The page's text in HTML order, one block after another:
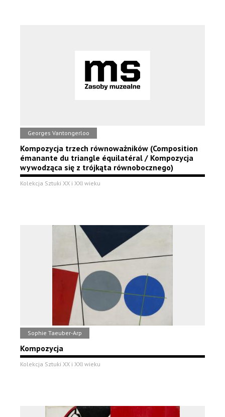
Georges Vantongerloo
Kompozycja trzech równoważników (Composition
émanante du triangle équilatéral / Kompozycja
wywodząca się z trójkąta równobocznego)
Kolekcja Sztuki XX i XXI wieku
Sophie Taeuber-Arp
Kompozycja
Kolekcja Sztuki XX i XXI wieku